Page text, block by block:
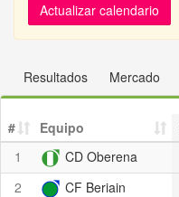
Actualizar calendario
Resultados Mercado
# Equipo
1
CD Oberena
2
CF Beriain